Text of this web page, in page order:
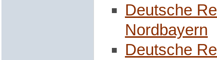
Deutsche
Nordbayern
Deutsche